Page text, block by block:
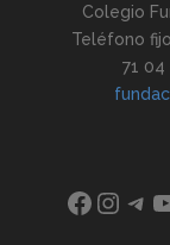
Colegio
Teléfono
71